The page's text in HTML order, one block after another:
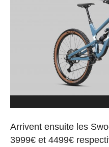
Arrivent ensuite les
3999€ et 4499€